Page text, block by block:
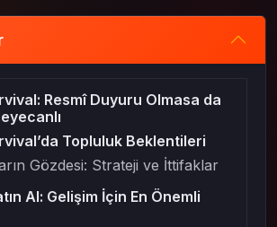
Resmî Duyuru Olmasa da
Topluluk Beklentileri
Gözdesi: Strateji ve İttifaklar
Al: Gelişim İçin En Önemli